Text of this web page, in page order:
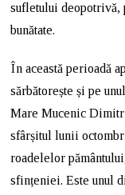
sufletului deopotrivă,
bunătate.
În această perioadă
sărbătorește și pe
Mare Mucenic
sfârșitul lunii
roadelelor
sfințeniei. Este unul